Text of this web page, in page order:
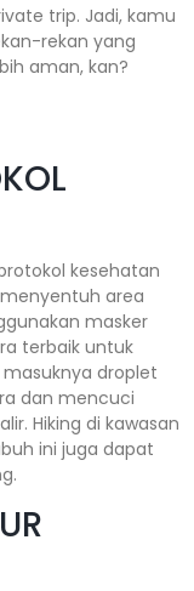
trip. Jadi, kamu
rekan yang
aman, kan?
kesehatan
area
masker
terbaik untuk
droplet
dan mencuci
Hiking di kawasan
ini juga dapat